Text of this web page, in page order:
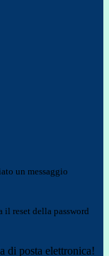
un messaggio
il reset della password
di posta elettronica!